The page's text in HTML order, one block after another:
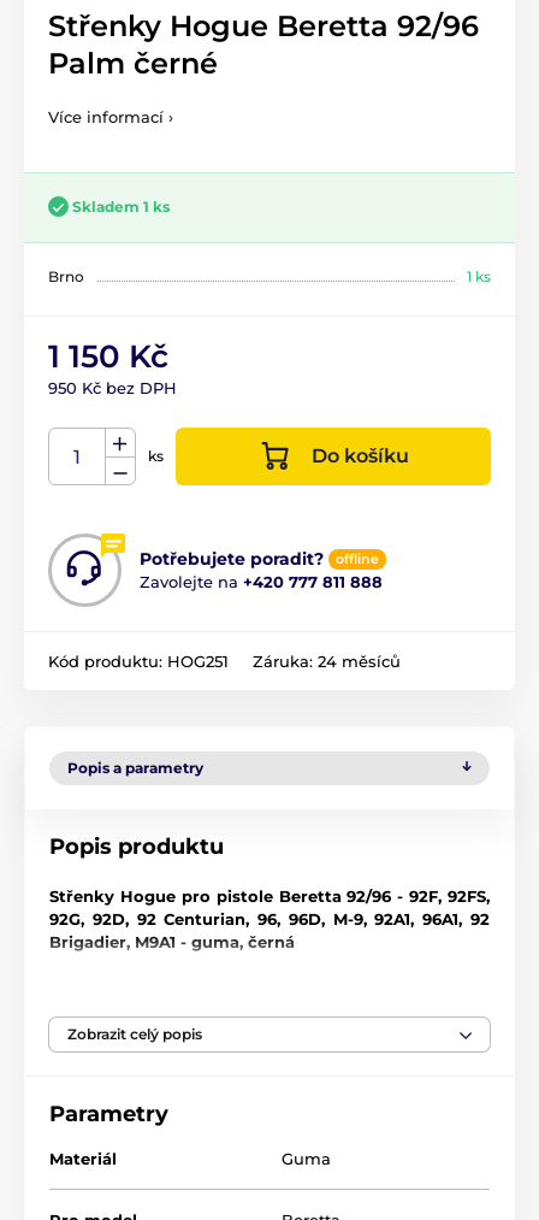
Střenky Hogue Beretta 92/96
Palm černé
Více informací ›
Skladem 1 ks
Brno 1 ks
1 150 Kč
950 Kč bez DPH
ks Do košíku
Potřebujete poradit? offline
Zavolejte na +420 777 811 888
Kód produktu: HOG251 Záruka: 24 měsíců
Popis a parametry
Popis produktu
Střenky Hogue pro pistole Beretta 92/96 - 92F, 92FS,
92G, 92D, 92 Centurian, 96, 96D, M-9, 92A1, 96A1, 92
Brigadier, M9A1 - guma, černá
Gumové střenky
syntetického kaučuku, který není houbovitý ani
zpětný ráz bez ovlivnění přesnosti. Tento moderní
Zobrazit celý popis
Parametry
Materiál Guma